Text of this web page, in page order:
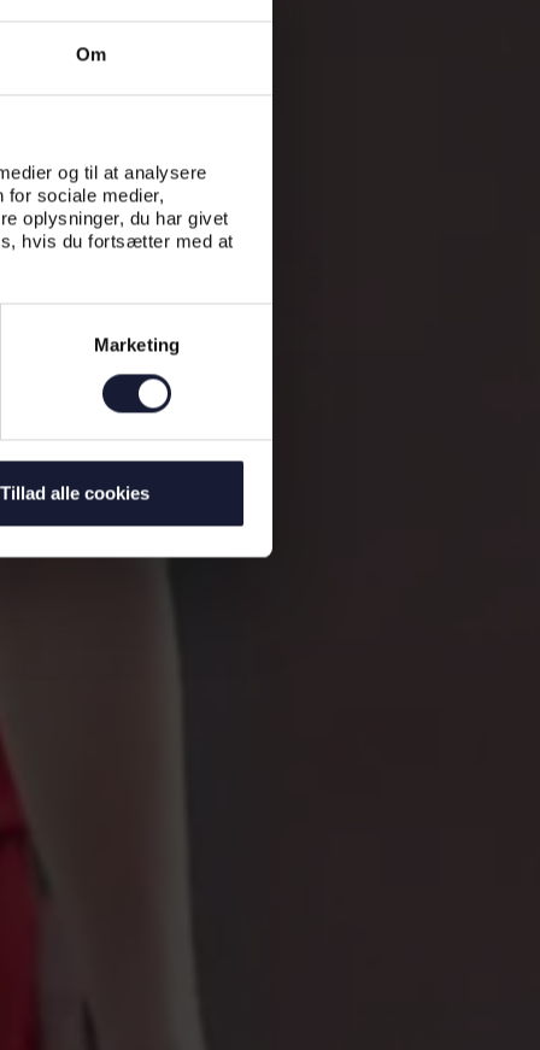
Om
og til at analysere
for sociale medier,
oplysninger, du har givet
hvis du fortsætter med at
Marketing
Tillad alle cookies